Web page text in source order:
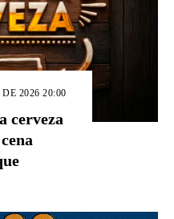
2026 20:00
cerveza